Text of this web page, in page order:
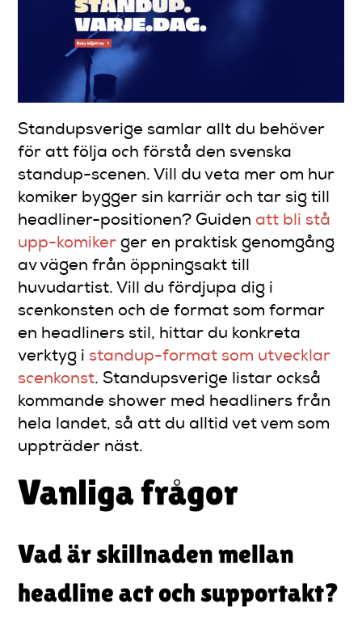
Standupsverige samlar allt du behöver
för att följa och förstå den svenska
standup-scenen. Vill du veta mer om hur
komiker bygger sin karriär och tar sig till
headliner-positionen? Guiden att bli stå
upp-komiker ger en praktisk genomgång
av vägen från öppningsakt till
huvudartist. Vill du fördjupa dig i
scenkonsten och de format som formar
en headliners stil, hittar du konkreta
verktyg i standup-format som utvecklar
scenkonst. Standupsverige listar också
kommande shower med headliners från
hela landet, så att du alltid vet vem som
uppträder näst.
Vanliga frågor
Vad är skillnaden mellan
headline act och supportakt?